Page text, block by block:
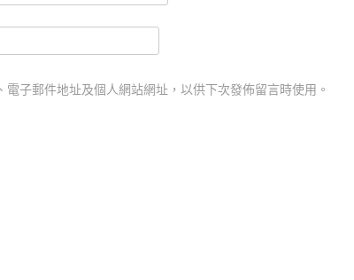
電子郵件地址及個人網站網址，以供下次發佈留言時使用。